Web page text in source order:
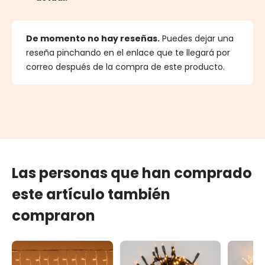
De momento no hay reseñas. Puedes dejar una
reseña pinchando en el enlace que te llegará por
correo después de la compra de este producto.
Las personas que han comprado
este artículo también
compraron